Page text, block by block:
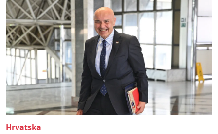
Hrvatska